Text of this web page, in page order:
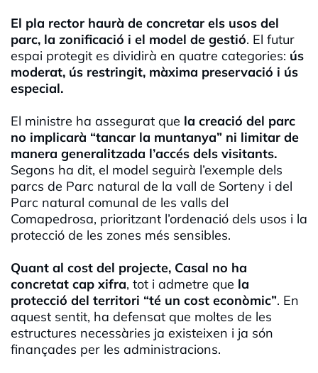
El pla rector haurà de concretar els usos del
parc, la zonificació i el model de gestió. El futur
espai protegit es dividirà en quatre categories: ús
moderat, ús restringit, màxima preservació i ús
especial.
El ministre ha assegurat que la creació del parc
no implicarà “tancar la muntanya” ni limitar de
manera generalitzada l’accés dels visitants.
Segons ha dit, el model seguirà l’exemple dels
parcs de Parc natural de la vall de Sorteny i del
Parc natural comunal de les valls del
Comapedrosa, prioritzant l’ordenació dels usos i la
protecció de les zones més sensibles.
Quant al cost del projecte, Casal no ha
concretat cap xifra, tot i admetre que la
protecció del territori “té un cost econòmic”. En
aquest sentit, ha defensat que moltes de les
estructures necessàries ja existeixen i ja són
finançades per les administracions.